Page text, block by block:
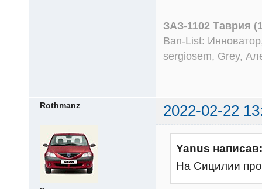
ЗАЗ-1102 Таврия
Ban-List:
sergiosem, Grey,
Rothmanz 2022-02-22
Yanus написав:
На Сицилии